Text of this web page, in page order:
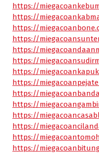
https://
https://
https://
https://
https://
https://
https://
https://
https://
https://
https://
https://
https://
https://